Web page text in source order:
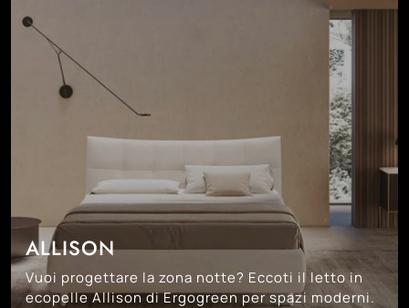
ALLISON
Vuoi progettare la zona notte? Eccoti il letto in
ecopelle Allison di Ergogreen per spazi moderni.